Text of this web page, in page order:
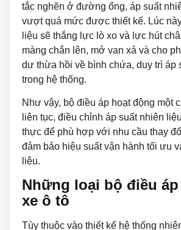
tắc nghẽn ở đường ống, áp suất
vượt quá mức được thiết kế. Lúc
liệu sẽ thắng lực lò xo và lực hút
màng chắn lên, mở van xả và cho
dư thừa hồi về bình chứa, duy trì áp
trong hệ thống.
Như vậy, bộ điều áp hoạt động một
liên tục, điều chỉnh áp suất nhiên
thực để phù hợp với nhu cầu thay
đảm bảo hiệu suất vận hành tối ưu
liệu.
Những loại bộ điều
xe ô tô
Tùy thuộc vào thiết kế hệ thống